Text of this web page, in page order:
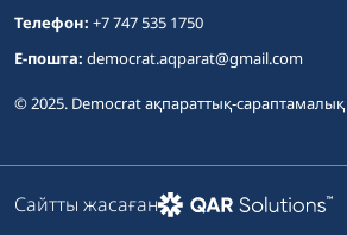
Телефон: +7 747 535 1750
E-пошта: democrat.aqparat@gmail.com
© 2025. Democrat ақпараттық-сараптамалық
Сайтты жасаған